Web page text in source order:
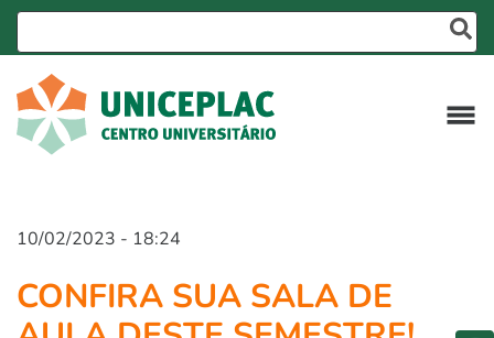
10/02/2023 - 18:24
CONFIRA SUA SALA DE